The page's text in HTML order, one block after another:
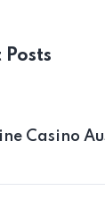
Posts
Casino